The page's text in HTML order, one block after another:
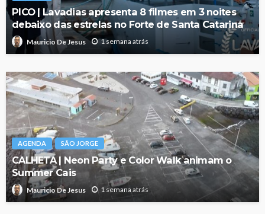
PICO | Lavadias apresenta 8 filmes em 3 noites
debaixo das estrelas no Forte de Santa Catarina
Mauricio De Jesus 1 semana atrás
AGENDA SÃO JORGE
CALHETA | Neon Party e Color Walk animam o
Summer Cais
Mauricio De Jesus 1 semana atrás